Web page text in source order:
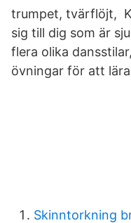
trumpet, tvärflöjt,
sig till dig som är
flera olika
övningar för att
Skinntorkning